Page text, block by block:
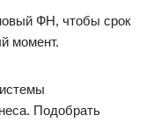
ФН, чтобы срок
момент.
Подобрать